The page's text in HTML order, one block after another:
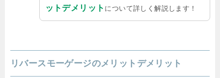
ットデメリット について詳しく解説します！
リバースモーゲージのメリットデメリット